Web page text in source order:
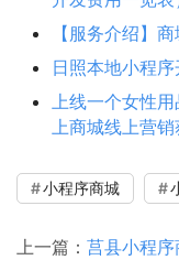
【服务介绍】
日照本地小程
上线一个女性
上商城线上营销
小程序商城
上一篇： 莒县小程序商城